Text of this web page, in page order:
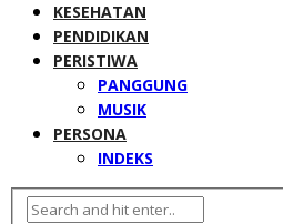
KESEHATAN
PENDIDIKAN
PERISTIWA
PANGGUNG
MUSIK
PERSONA
INDEKS